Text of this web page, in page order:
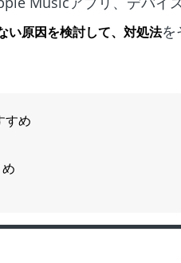
原因を検討して、対処法を
すめ